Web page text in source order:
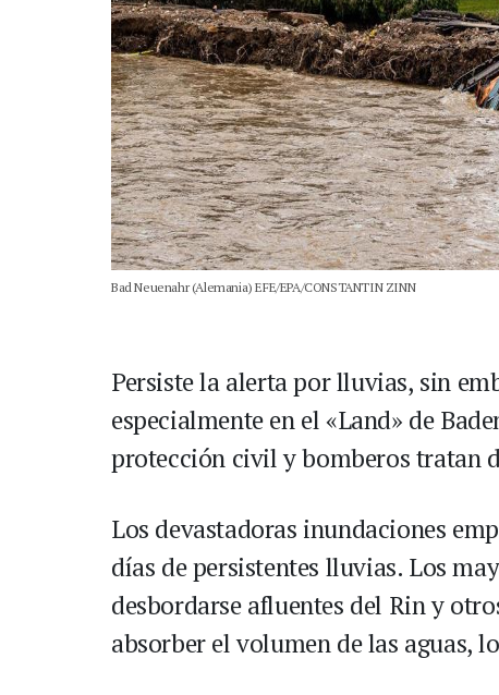
Bad Neuenahr (Alemania) EFE/EPA/CONSTANTIN ZINN
Persiste la alerta por lluvias, sin
especialmente en el «Land» de
protección civil y bomberos tratan
Los devastadoras inundaciones
días de persistentes lluvias. Los
desbordarse afluentes del Rin y
absorber el volumen de las aguas,